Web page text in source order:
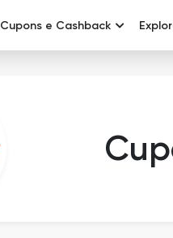
Cupons e Cashback